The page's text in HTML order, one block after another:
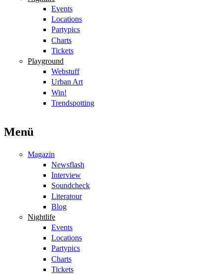
Events
Locations
Partypics
Charts
Tickets
Playground
Webstuff
Urban Art
Win!
Trendspotting
Menü
Magazin
Newsflash
Interview
Soundcheck
Literatour
Blog
Nightlife
Events
Locations
Partypics
Charts
Tickets